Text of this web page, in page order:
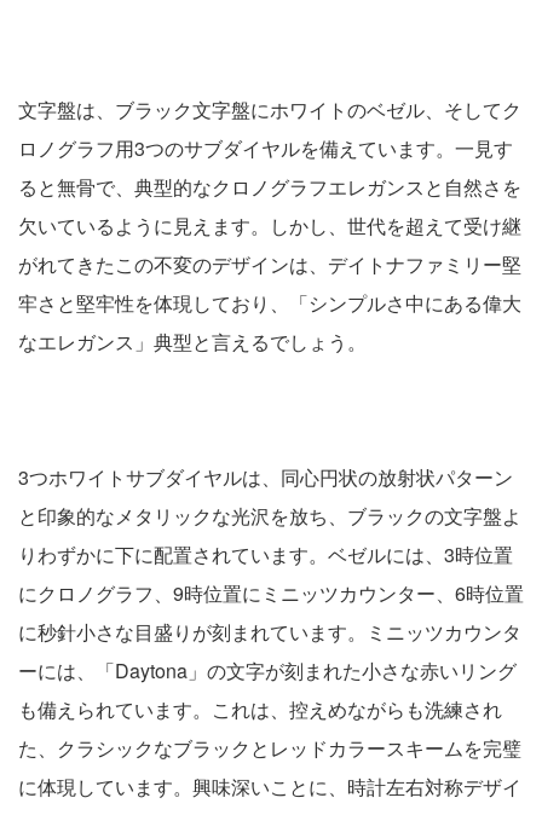
文字盤は、ブラック文字盤にホワイトのベゼル、そしてク
ロノグラフ用3つのサブダイヤルを備えています。一見す
ると無骨で、典型的なクロノグラフエレガンスと自然さを
欠いているように見えます。しかし、世代を超えて受け継
がれてきたこの不変のデザインは、デイトナファミリー堅
牢さと堅牢性を体現しており、「シンプルさ中にある偉大
なエレガンス」典型と言えるでしょう。
3つホワイトサブダイヤルは、同心円状の放射状パターン
と印象的なメタリックな光沢を放ち、ブラックの文字盤よ
りわずかに下に配置されています。ベゼルには、3時位置
にクロノグラフ、9時位置にミニッツカウンター、6時位置
に秒針小さな目盛りが刻まれています。ミニッツカウンタ
ーには、「Daytona」の文字が刻まれた小さな赤いリング
も備えられています。これは、控えめながらも洗練され
た、クラシックなブラックとレッドカラースキームを完璧
に体現しています。興味深いことに、時計左右対称デザイ